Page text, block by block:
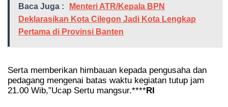
Baca Juga :
Menteri ATR/Kepala BPN
Deklarasikan Kota Cilegon Jadi Kota Lengkap
Pertama di Provinsi Banten
Serta memberikan himbauan kepada pengusaha dan
pedagang mengenai batas waktu kegiatan tutup jam
21.00 Wib,”Ucap Sertu mangsur.****RI